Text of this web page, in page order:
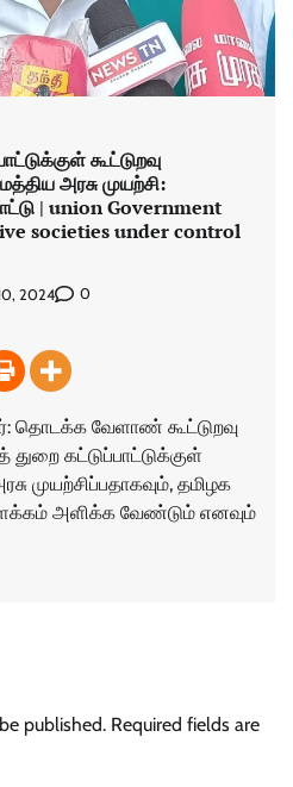
கூட்டுறவு
அரசு முயற்சி:
| union Government
societies under control
2024 0
தொடக்க வேளாண் கூட்டுறவு
கட்டுப்பாட்டுக்குள்
முயற்சிப்பதாகவும், தமிழக
அளிக்க வேண்டும் எனவும்
published. Required fields are